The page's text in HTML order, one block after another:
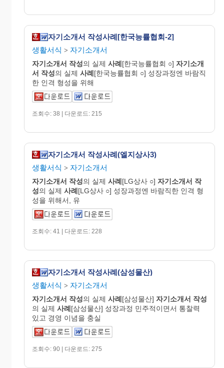
자기소개서 작성사례[한국능률협회-2]
생활서식 > 자기소개서
자기소개서 작성의 실제 사례[한국능률협회 ○] 자기소개
서 작성의 실제 사례[한국능률협회 ○] 성장과정엔 바람직
한 인격 형성을 위해
조회수: 38 | 다운로드: 215
자기소개서 작성사례(엘지상사3)
생활서식 > 자기소개서
자기소개서 작성의 실제 사례[LG상사 ○] 자기소개서 작
성의 실제 사례[LG상사 ○] 성장과정엔 바람직한 인격 형
성을 위해서, 유
조회수: 41 | 다운로드: 228
자기소개서 작성사례(삼성물산)
생활서식 > 자기소개서
자기소개서 작성의 실제 사례[삼성물산] 자기소개서 작성
의 실제 사례[삼성물산] 성장과정 민주적이면서 통찰력
있고 경영 이념을 충실
조회수: 90 | 다운로드: 275